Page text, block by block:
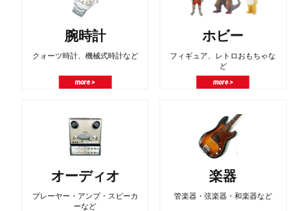
腕時計
クォーツ時計、機械式時計など
more >
ホビー
フィギュア、レトロおもちゃな
ど
more >
オーディオ
プレーヤー・アンプ・スピーカ
ーなど
楽器
管楽器・弦楽器・和楽器など